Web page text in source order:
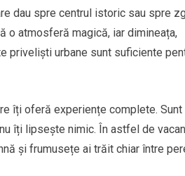
dau spre centrul istoric sau spre
o atmosferă magică, iar dimineața,
priveliști urbane sunt suficiente
îți oferă experiențe complete. Sunt
îți lipsește nimic. În astfel de
și frumusețe ai trăit chiar între